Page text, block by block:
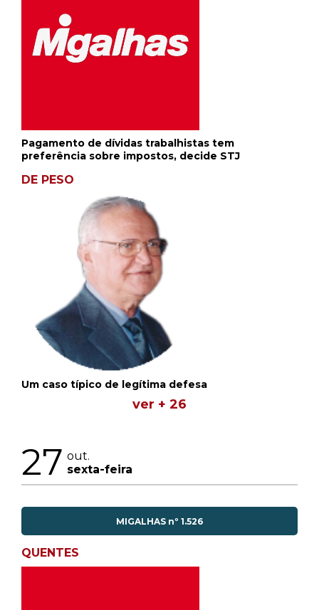
Pagamento de dívidas trabalhistas tem
preferência sobre impostos, decide STJ
DE PESO
Um caso típico de legítima defesa
ver + 26
27 out.
sexta-feira
MIGALHAS nº 1.526
QUENTES